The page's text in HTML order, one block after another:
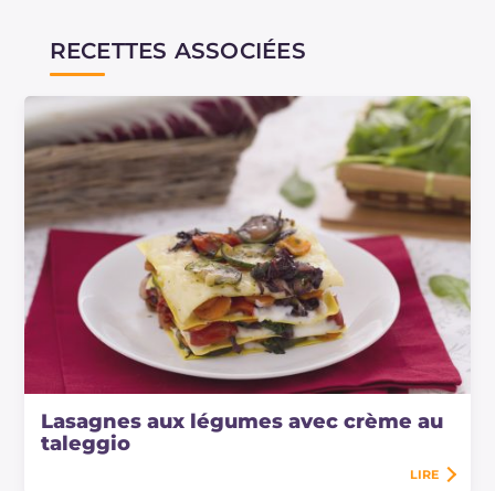
RECETTES ASSOCIÉES
Lasagnes aux légumes avec crème au
taleggio
LIRE